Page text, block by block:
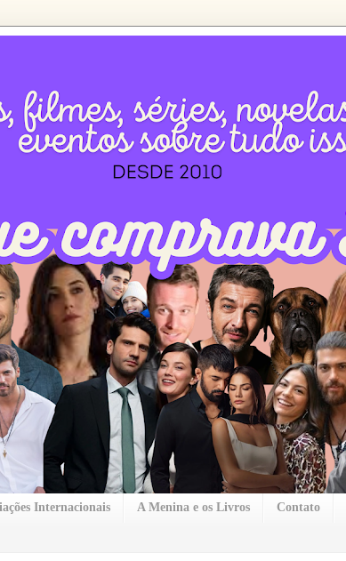
Internacionais A Menina e os Livros Contato